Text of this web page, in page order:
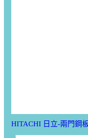
HITACHI 日立-兩門鋼